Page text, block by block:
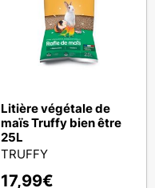
Litière végétale de
maïs Truffy bien être
25L
TRUFFY
17,99€